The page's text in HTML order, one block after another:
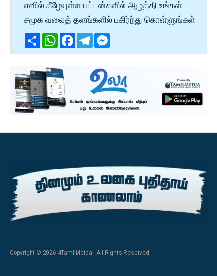
எனில் கீழேயுள்ள பட்டன்களில் அழுத்தி உங்கள்
சமூக வலைத் தளங்களில் பகிர்ந்து கொள்ளுங்கள்
ShareWhatsApp
Facebook
Telegram
Copyright © 2026 4TamilMeida!. All Rights Reserved.